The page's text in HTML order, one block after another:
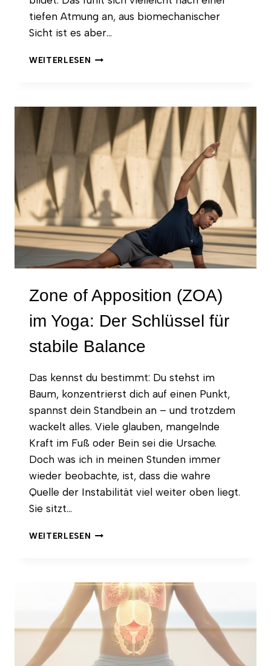
tiefen Atmung an, aus biomechanischer
Sicht ist es aber…
WEITERLESEN WIE
DEINE
WIRBELSÄULE
WIRKLICH?
Zone of Apposition (ZOA)
im Yoga: Der Schlüssel für
stabile Balance
Das kennst du bestimmt: Du stehst im
Baum, konzentrierst dich auf einen Punkt,
spannst dein Standbein an – und trotzdem
wackelt alles. Viele glauben, mangelnde
Kraft im Fuß oder Bein sei die Ursache.
Doch was ich in meinen Stunden immer
wieder beobachte, ist, dass die wahre
Quelle der Instabilität viel weiter oben liegt.
Sie sitzt…
WEITERLESEN ZONE
IM
YOGA:
DER
SCHLÜSSEL
FÜR
STABILE
BALANCE